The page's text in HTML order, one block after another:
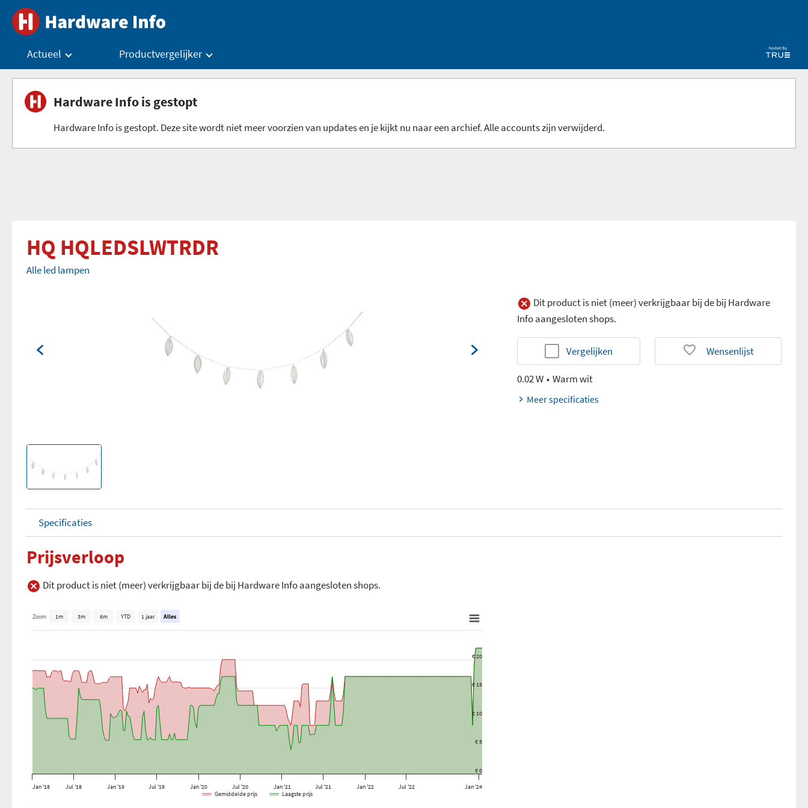
Actueel Productvergelijker
Hardware Info is gestopt
Hardware Info is gestopt. Deze site wordt niet meer voorzien van updates en je kijkt nu naar een archief. Alle accounts zijn verwijderd.
HQ HQLEDSLWTRDR
Alle led lampen
Dit product is niet (meer) verkrijgbaar bij de bij Hardware
Info aangesloten shops.
Vergelijken Wensenlijst
0.02 W Warm wit
Meer specificaties
Specificaties
Prijsverloop
Dit product is niet (meer) verkrijgbaar bij de bij Hardware Info aangesloten shops.
Jan '18 Jul '18 Jan '19 Jul '19 Jan '20 Jul '20 Jan '21 Jul '21 Jan '22 Jul '22 Jan '24
€ 0
€ 5
€ 10
€ 15
€ 20
Zoom 1m 3m 6m YTD 1 jaar Alles
Gemiddelde prijs Laagste prijs